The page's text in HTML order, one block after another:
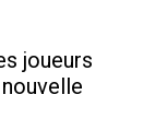
joueurs